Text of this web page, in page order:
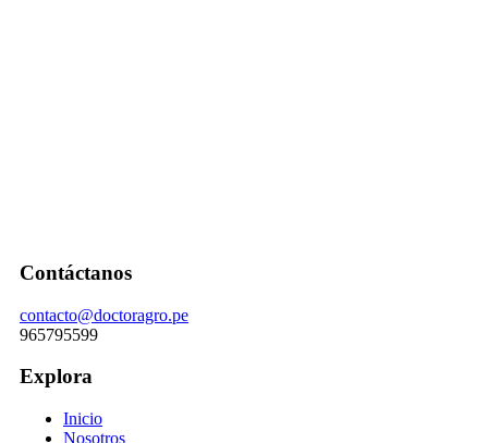
Contáctanos
contacto@doctoragro.pe
965795599
Explora
Inicio
Nosotros